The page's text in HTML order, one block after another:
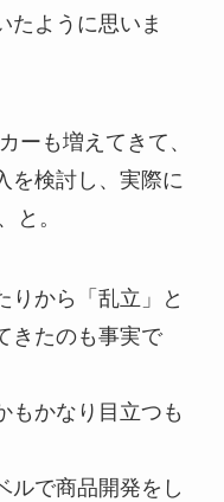
たように思いま
ーも増えてきて、
を検討し、実際に
と。
りから「乱立」と
きたのも事実で
もかなり目立つも
ルで商品開発をし